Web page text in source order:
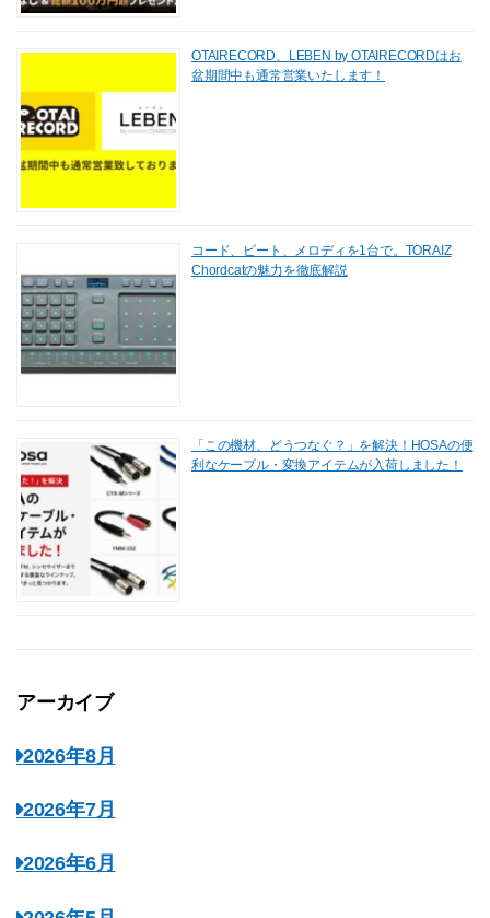
OTAIRECORD、LEBEN by OTAIRECORDはお
盆期間中も通常営業いたします！
コード、ビート、メロディを1台で。TORAIZ
Chordcatの魅力を徹底解説
「この機材、どうつなぐ？」を解決！HOSAの便
利なケーブル・変換アイテムが入荷しました！
アーカイブ
2026年8月
2026年7月
2026年6月